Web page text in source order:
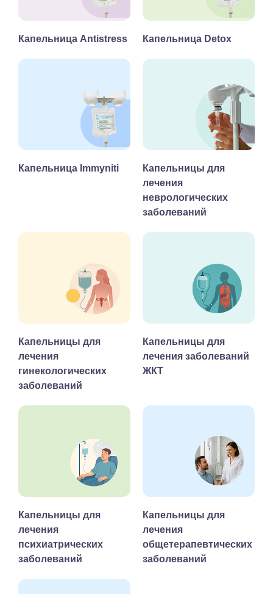
Капельница Antistress Капельница Detox
Капельница Immyniti
Капельницы для
лечения
неврологических
заболеваний
Капельницы для
лечения
гинекологических
заболеваний
Капельницы для
лечения заболеваний
ЖКТ
Капельницы для
лечения
психиатрических
заболеваний
Капельницы для
лечения
общетерапевтических
заболеваний